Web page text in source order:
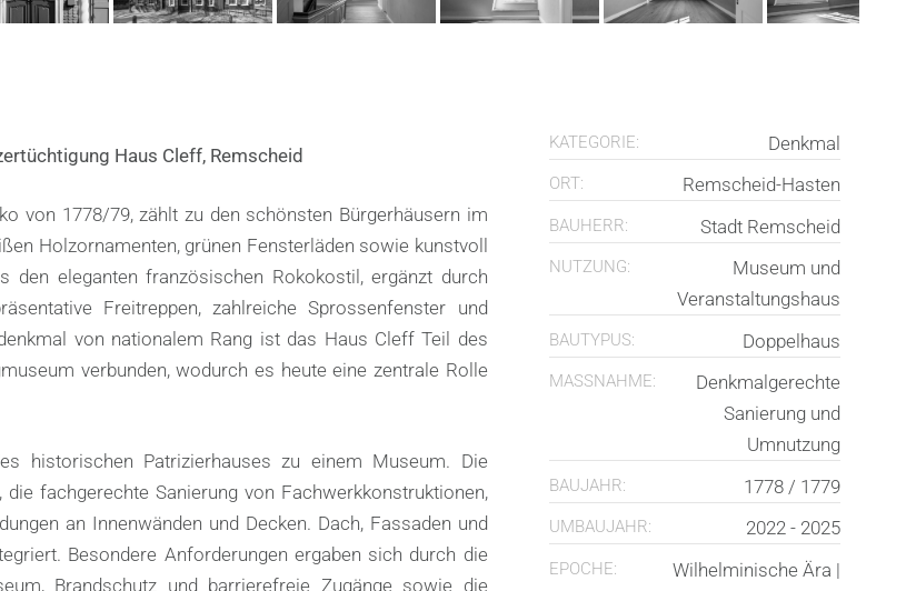
Haus Cleff, Remscheid
von 1778/79, zählt zu den schönsten Bürgerhäusern im
Holzornamenten, grünen Fensterläden sowie kunstvoll
den eleganten französischen Rokokostil, ergänzt durch
Freitreppen, zahlreiche Sprossenfenster und
von nationalem Rang ist das Haus Cleff Teil des
verbunden, wodurch es heute eine zentrale Rolle
historischen Patrizierhauses zu einem Museum. Die
fachgerechte Sanierung von Fachwerkkonstruktionen,
an Innenwänden und Decken. Dach, Fassaden und
Besondere Anforderungen ergaben sich durch die
Brandschutz und barrierefreie Zugänge sowie die
KATEGORIE: Denkmal
ORT: Remscheid-Hasten
BAUHERR: Stadt Remscheid
NUTZUNG:
Museum und
Veranstaltungshaus
BAUTYPUS: Doppelhaus
MASSNAHME:
Denkmalgerechte
Sanierung und
Umnutzung
BAUJAHR: 1778 / 1779
UMBAUJAHR: 2022 - 2025
EPOCHE:
Wilhelminische Ära |